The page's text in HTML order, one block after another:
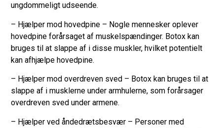
ungdommeligt udseende.
– Hjælper mod hovedpine – Nogle mennesker oplever
hovedpine forårsaget af muskelspændinger. Botox kan
bruges til at slappe af i disse muskler, hvilket potentielt
kan afhjælpe hovedpine.
– Hjælper mod overdreven sved – Botox kan bruges til at
slappe af i musklerne under armhulerne, som forårsager
overdreven sved under armene.
– Hjælper ved åndedrætsbesvær – Personer med